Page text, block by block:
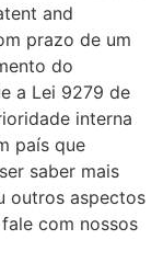
and
prazo de um
do
a Lei 9279 de
interna
país que
saber mais
outros aspectos
com nossos